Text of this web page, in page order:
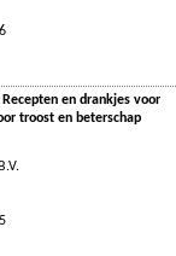
en drankjes voor
troost en beterschap